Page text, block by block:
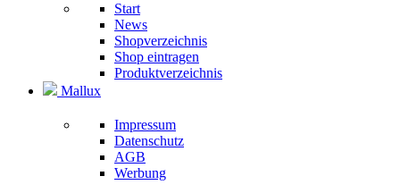
Start
News
Shopverzeichnis
Shop eintragen
Produktverzeichnis
Mallux
Impressum
Datenschutz
AGB
Werbung